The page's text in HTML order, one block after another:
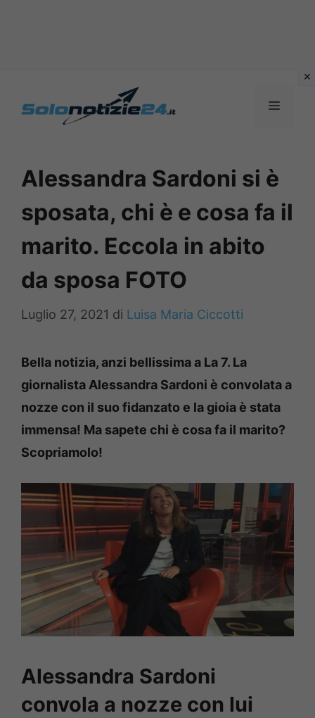
MENU
Alessandra Sardoni si è
sposata, chi è e cosa fa il
marito. Eccola in abito
da sposa FOTO
Luglio 27, 2021 di Luisa Maria Ciccotti
Bella notizia, anzi bellissima a La 7. La
giornalista Alessandra Sardoni è convolata a
nozze con il suo fidanzato e la gioia è stata
immensa! Ma sapete chi è cosa fa il marito?
Scopriamolo!
Alessandra Sardoni
convola a nozze con lui